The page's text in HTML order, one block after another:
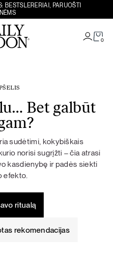
BESTSLERERIAI, PARUOŠTI
0
Bet galbūt
sudėtimi, kokybiškais
norisi sugrįžti – čia atrasi
kasdienybę ir padės siekti
efekto.
ritualą
rekomendacijas